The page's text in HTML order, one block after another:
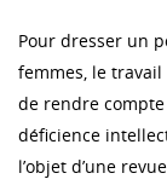
Pour dresser un
femmes, le
de rendre
déficience
l’objet d’une